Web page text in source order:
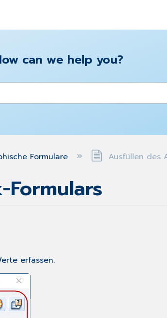
can we help you?
Formulare Ausfüllen des
erfassen.